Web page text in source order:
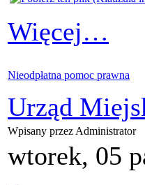
Więcej…
Nieodpłatna pomoc prawna
Urząd
Wpisany przez Administrator
wtorek, 05